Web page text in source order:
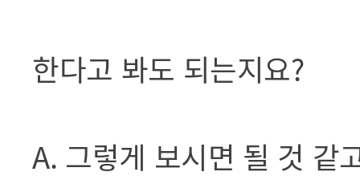
한다고 봐도 되는지요?
A. 그렇게 보시면 될 것 같